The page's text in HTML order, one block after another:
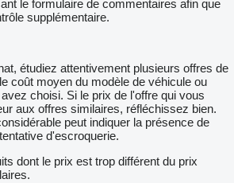
le formulaire de commentaires afin que
supplémentaire.
étudiez attentivement plusieurs offres de
coût moyen du modèle de véhicule ou
choisi. Si le prix de l'offre qui vous
aux offres similaires, réfléchissez bien.
peut indiquer la présence de
d'escroquerie.
dont le prix est trop différent du prix